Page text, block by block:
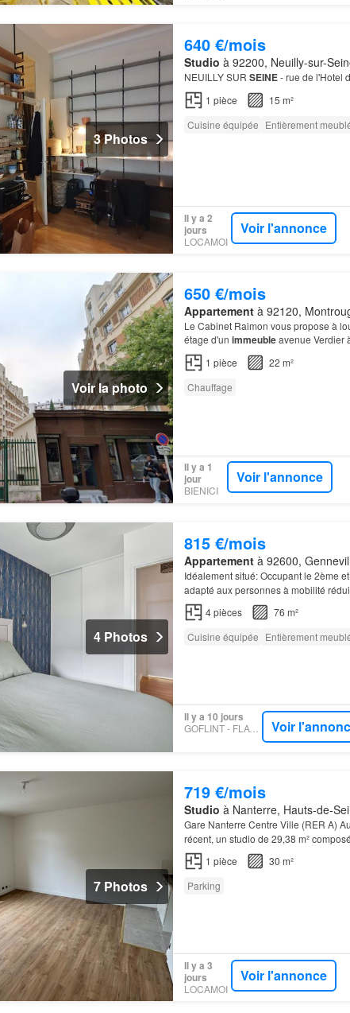
3 Photos
640 €/mois
Studio à 92200, Neuilly-sur-
NEUILLY SUR SEINE- rue de l'Hotel
1 pièce
15 m²
Cuisine équipée Entièrement
Il y a 2
jours
LOCAMOI
Voir l'annonce
Voir la photo
650 €/mois
Appartementà 92120,
Le Cabinet Raimon vous propose à
étage d'un immeubleavenue Verdier
1 pièce
22 m²
Chauffage
Il y a 1
jour
BIENICI
Voir l'annonce
4 Photos
815 €/mois
Appartementà 92600,
Idéalement situé: Occupant le 2ème
adapté aux personnes à mobilité
4pièces
76 m²
Cuisine équipée Entièrement
Il y a 10 jours
GOFLINT - FLATNYOU Voir
7 Photos
719 €/mois
Studio à Nanterre, Hauts-de-
Gare Nanterre Centre Ville (RER A)
récent, un studio de 29,38 m²
1 pièce
30 m²
Parking
Il y a 3
jours
LOCAMOI
Voir l'annonce